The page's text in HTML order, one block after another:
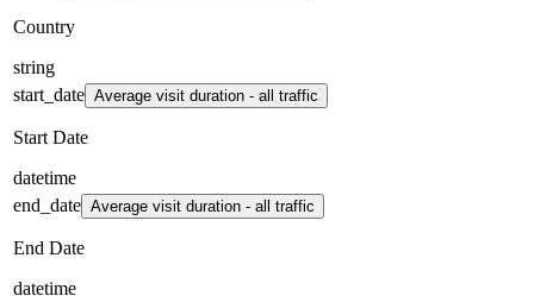
Country
string
start_date Average visit duration - all traffic
Start Date
datetime
end_date Average visit duration - all traffic
End Date
datetime